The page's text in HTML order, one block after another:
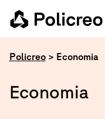
Policreo> Economia
Economia